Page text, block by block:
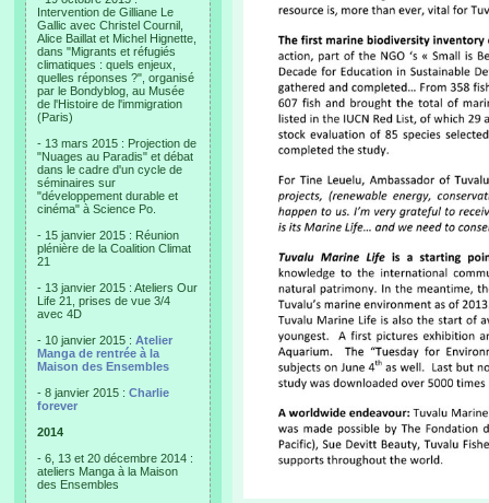
Intervention de Gilliane Le
Gallic avec Christel Cournil,
Alice Baillat et Michel Hignette,
dans "Migrants et réfugiés
climatiques : quels enjeux,
quelles réponses ?", organisé
par le Bondyblog, au Musée
de l'Histoire de l'immigration
(Paris)
- 13 mars 2015 : Projection de
"Nuages au Paradis" et débat
dans le cadre d'un cycle de
séminaires sur
"développement durable et
cinéma" à Science Po.
- 15 janvier 2015 : Réunion
plénière de la Coalition Climat
21
- 13 janvier 2015 : Ateliers Our
Life 21, prises de vue 3/4
avec 4D
- 10 janvier 2015 : Atelier
Manga de rentrée à la
Maison des Ensembles
- 8 janvier 2015 : Charlie
forever
2014
- 6, 13 et 20 décembre 2014 :
ateliers Manga à la Maison
des Ensembles